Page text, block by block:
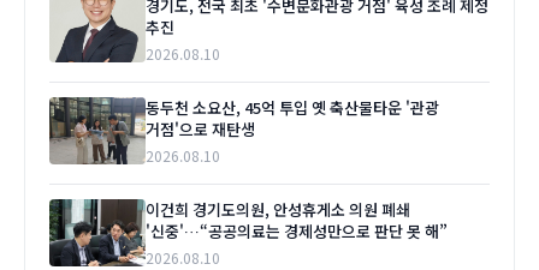
경기도, 전국 최초 '수변문화관광 거점' 육성 조례 제정
추진
2026.08.10
동두천 소요산, 45억 투입 옛 축산물타운 '관광
거점'으로 재탄생
2026.08.10
이건희 경기도의원, 안성휴게소 의원 폐쇄
'신중'…“공공의료는 경제성만으로 판단 못 해”
2026.08.10